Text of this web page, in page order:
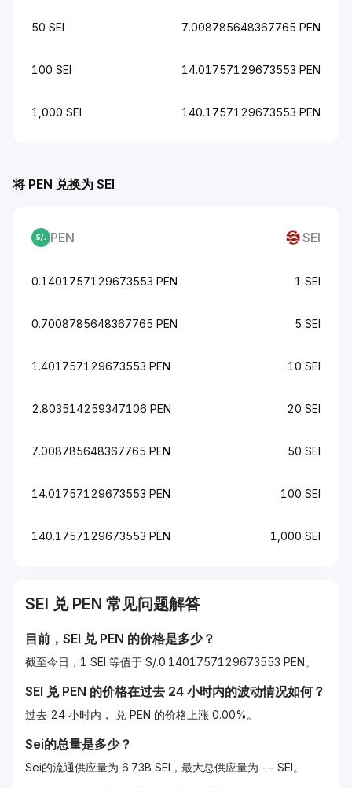
50 SEI 7.008785648367765 PEN
100 SEI 14.01757129673553 PEN
1,000 SEI 140.1757129673553 PEN
将 PEN 兑换为 SEI
PEN SEI
0.1401757129673553 PEN 1 SEI
0.7008785648367765 PEN 5 SEI
1.401757129673553 PEN 10 SEI
2.803514259347106 PEN 20 SEI
7.008785648367765 PEN 50 SEI
14.01757129673553 PEN 100 SEI
140.1757129673553 PEN 1,000 SEI
SEI 兑 PEN 常见问题解答
目前， SEI 兑 PEN 的价格是多少？
截至今日，1 SEI 等值于 S/.0.1401757129673553 PEN。
SEI 兑 PEN 的价格在过去 24 小时内的波动情况如何？
过去 24 小时内， 兑 PEN 的价格上涨 0.00%。
Sei的总量是多少？
Sei的流通供应量为 6.73B SEI，最大总供应量为 -- SEI。